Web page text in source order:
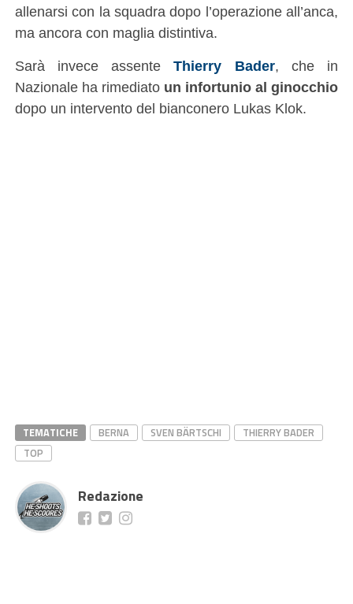
allenarsi con la squadra dopo l’operazione all’anca,
ma ancora con maglia distintiva.
Sarà invece assenteThierry Bader, che in
Nazionale ha rimediato un infortunio al ginocchio
dopo un intervento del bianconero Lukas Klok.
TEMATICHE BERNA SVEN BÄRTSCHI
THIERRY BADER
TOP
Redazione